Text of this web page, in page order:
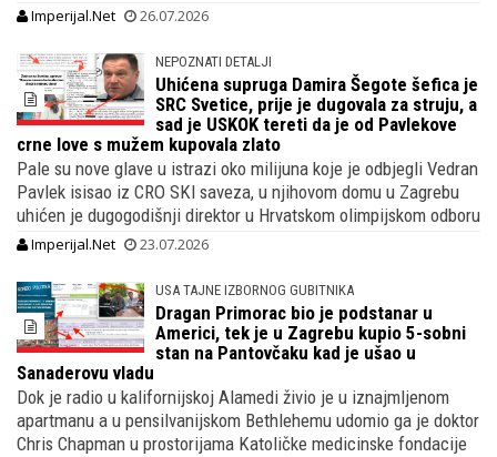
Imperijal.Net 26.07.2026
NEPOZNATI DETALJI
Uhićena supruga Damira Šegote šefica je
SRC Svetice, prije je dugovala za struju, a
sad je USKOK tereti da je od Pavlekove
crne love s mužem kupovala zlato
Pale su nove glave u istrazi oko milijuna koje je odbjegli Vedran
Pavlek isisao iz CRO SKI saveza, u njihovom domu u Zagrebu
uhićen je dugogodišnji direktor u Hrvatskom olimpijskom odboru
Imperijal.Net 23.07.2026
USA TAJNE IZBORNOG GUBITNIKA
Dragan Primorac bio je podstanar u
Americi, tek je u Zagrebu kupio 5-sobni
stan na Pantovčaku kad je ušao u
Sanaderovu vladu
Dok je radio u kalifornijskoj Alamedi živio je u iznajmljenom
apartmanu a u pensilvanijskom Bethlehemu udomio ga je doktor
Chris Chapman u prostorijama Katoličke medicinske fondacije